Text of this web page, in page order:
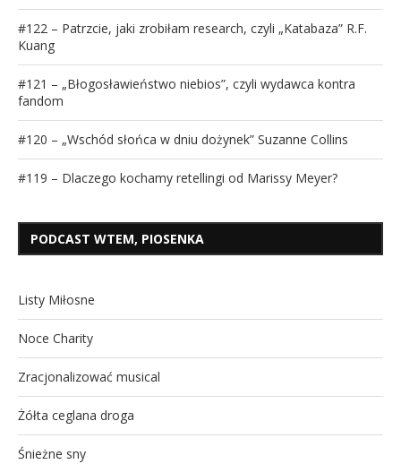
#122 – Patrzcie, jaki zrobiłam research, czyli „Katabaza” R.F.
Kuang
#121 – „Błogosławieństwo niebios”, czyli wydawca kontra
fandom
#120 – „Wschód słońca w dniu dożynek” Suzanne Collins
#119 – Dlaczego kochamy retellingi od Marissy Meyer?
PODCAST WTEM, PIOSENKA
Listy Miłosne
Noce Charity
Zracjonalizować musical
Żółta ceglana droga
Śnieżne sny